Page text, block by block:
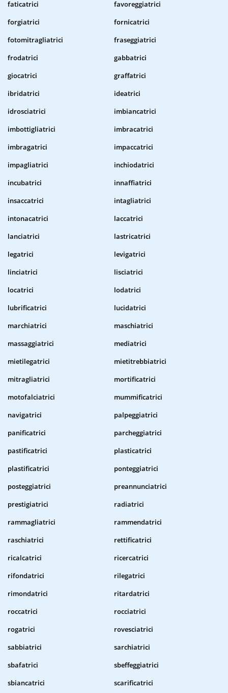
faticatrici
favoreggiatrici
forgiatrici
fornicatrici
fotomitragliatrici
fraseggiatrici
frodatrici
gabbatrici
giocatrici
graffatrici
ibridatrici
ideatrici
idrosciatrici
imbiancatrici
imbottigliatrici
imbracatrici
imbragatrici
impaccatrici
impagliatrici
inchiodatrici
incubatrici
innaffiatrici
insaccatrici
intagliatrici
intonacatrici
laccatrici
lanciatrici
lastricatrici
legatrici
levigatrici
linciatrici
lisciatrici
locatrici
lodatrici
lubrificatrici
lucidatrici
marchiatrici
maschiatrici
massaggiatrici
mediatrici
mietilegatrici
mietitrebbiatrici
mitragliatrici
mortificatrici
motofalciatrici
mummificatrici
navigatrici
palpeggiatrici
panificatrici
parcheggiatrici
pastificatrici
plasticatrici
plastificatrici
ponteggiatrici
posteggiatrici
preannunciatrici
prestigiatrici
radiatrici
rammagliatrici
rammendatrici
raschiatrici
rettificatrici
ricalcatrici
ricercatrici
rifondatrici
rilegatrici
rimondatrici
ritardatrici
roccatrici
rocciatrici
rogatrici
rovesciatrici
sabbiatrici
sarchiatrici
sbafatrici
sbeffeggiatrici
sbiancatrici
scarificatrici